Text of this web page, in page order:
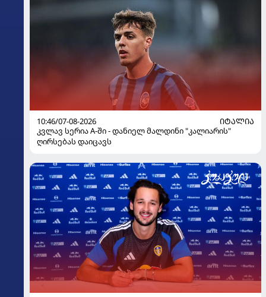
10:46/07-08-2026
ᲘᲢᲐᲚᲘᲐ
კვლავ სერია A-ში - დანიელ მალდინი "კალიარის"
ღირსებას დაიცავს